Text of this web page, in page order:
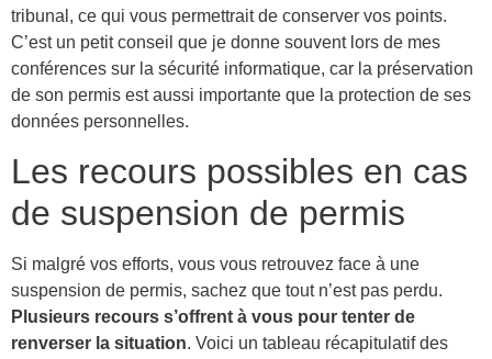
tribunal, ce qui vous permettrait de conserver vos points.
C’est un petit conseil que je donne souvent lors de mes
conférences sur la sécurité informatique, car la préservation
de son permis est aussi importante que la protection de ses
données personnelles.
Les recours possibles en cas
de suspension de permis
Si malgré vos efforts, vous vous retrouvez face à une
suspension de permis, sachez que tout n’est pas perdu.
Plusieurs recours s’offrent à vous pour tenter de
renverser la situation. Voici un tableau récapitulatif des